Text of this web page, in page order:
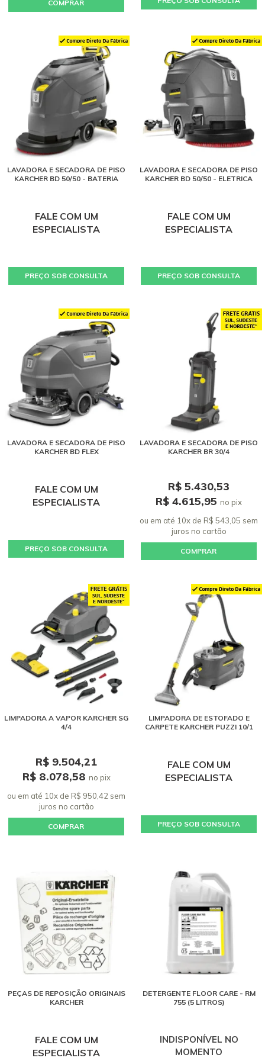
COMPRAR
LAVADORA E SECADORA DE PISO
KARCHER BD 50/50 - BATERIA
FALE COM UM
ESPECIALISTA
PREÇO SOB CONSULTA
LAVADORA E SECADORA DE PISO
KARCHER BD 50/50 - ELETRICA
FALE COM UM
ESPECIALISTA
PREÇO SOB CONSULTA
LAVADORA E SECADORA DE PISO
KARCHER BD FLEX
FALE COM UM
ESPECIALISTA
PREÇO SOB CONSULTA
LAVADORA E SECADORA DE PISO
KARCHER BR 30/4
R$ 5.430,53
R$ 4.615,95 no pix
ou em até 10x de R$ 543,05 sem
juros no cartão
COMPRAR
LIMPADORA A VAPOR KARCHER SG
4/4
R$ 9.504,21
R$ 8.078,58 no pix
ou em até 10x de R$ 950,42 sem
juros no cartão
COMPRAR
LIMPADORA DE ESTOFADO E
CARPETE KARCHER PUZZI 10/1
FALE COM UM
ESPECIALISTA
PREÇO SOB CONSULTA
PEÇAS DE REPOSIÇÃO ORIGINAIS
KARCHER
FALE COM UM
ESPECIALISTA
DETERGENTE FLOOR CARE - RM
755 (5 LITROS)
INDISPONÍVEL NO
MOMENTO